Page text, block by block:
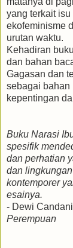
yang terkait
ekofeminisme
urutan waktu.
Kehadiran
dan bahan
Gagasan dan
sebagai bahan
kepentingan
Buku Narasi
spesifik
dan perhatian
dan
kontemporer
esainya.
- Dewi
Perempuan